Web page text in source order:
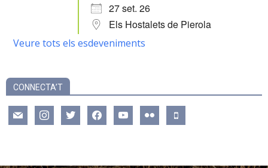
27 set. 26
Els Hostalets de Pierola
Veure tots els esdeveniments
CONNECTA’T
mail instagramtwitter facebookyoutube flickr mobile